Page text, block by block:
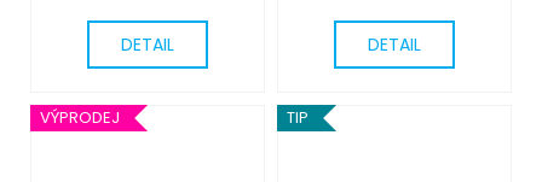
DETAIL DETAIL
VÝPRODEJ TIP